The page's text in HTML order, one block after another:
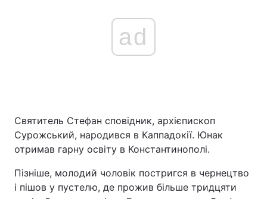
ad
Святитель Стефан сповідник, архієпископ
Сурожський, народився в Каппадокії. Юнак
отримав гарну освіту в Константинополі.
Пізніше, молодий чоловік постригся в чернецтво
і пішов у пустелю, де прожив більше тридцяти